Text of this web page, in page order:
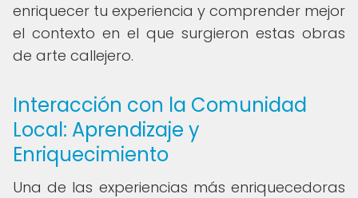
enriquecer tu experiencia y comprender mejor
el contexto en el que surgieron estas obras
de arte callejero.
Interacción con la Comunidad
Local: Aprendizaje y
Enriquecimiento
Una de las experiencias más enriquecedoras